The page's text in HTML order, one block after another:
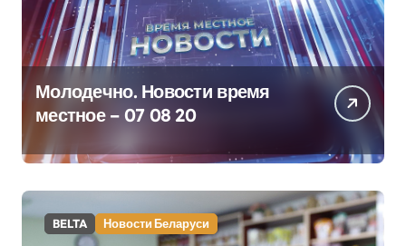
Молодечно. Новости время
местное – 07 08 20
BELTA Новости Беларуси